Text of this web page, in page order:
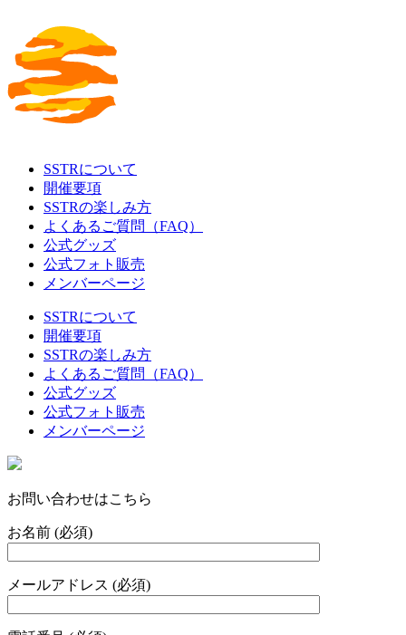
SSTRについて
開催要項
SSTRの楽しみ方
よくあるご質問（FAQ）
公式グッズ
公式フォト販売
メンバーページ
SSTRについて
開催要項
SSTRの楽しみ方
よくあるご質問（FAQ）
公式グッズ
公式フォト販売
メンバーページ
お問い合わせはこちら
お名前 (必須)
メールアドレス (必須)